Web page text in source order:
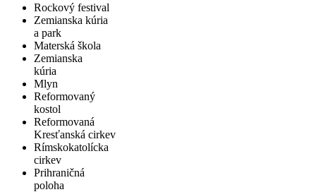
Rockový festival
Zemianska kúria
a park
Materská škola
Zemianska
kúria
Mlyn
Reformovaný
kostol
Reformovaná
Kresťanská cirkev
Rímskokatolícka
cirkev
Prihraničná
poloha